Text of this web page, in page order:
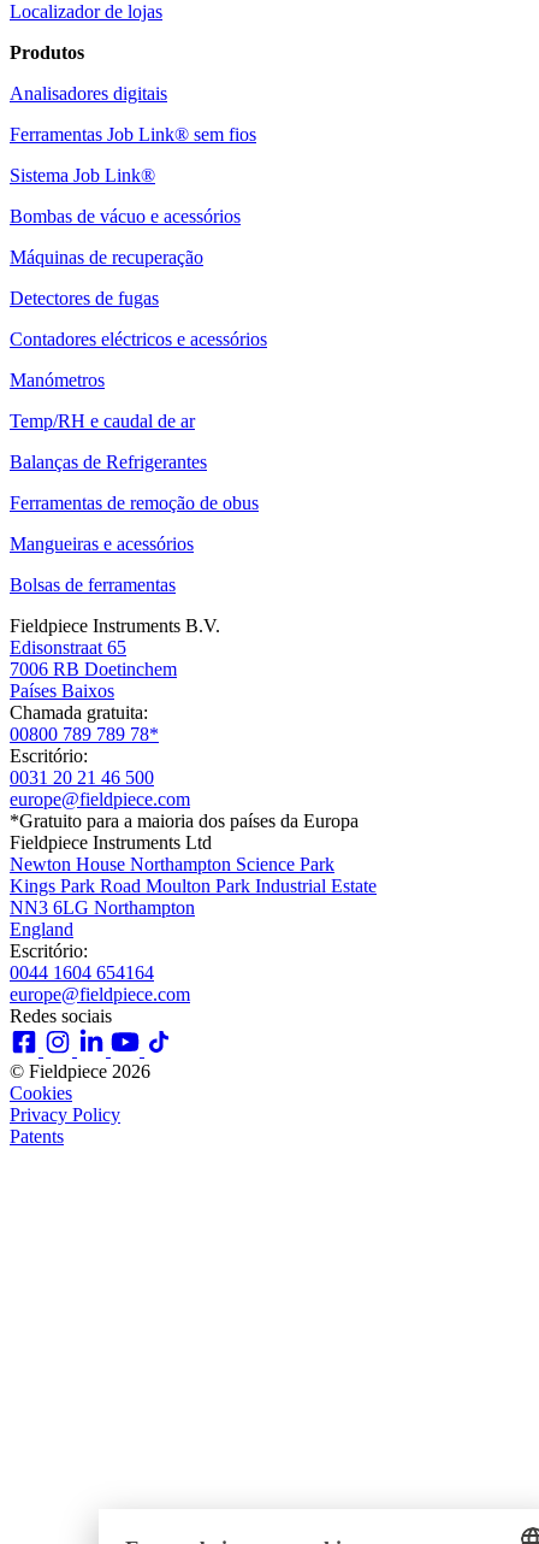
Localizador de lojas
Produtos
Analisadores digitais
Ferramentas Job Link® sem fios
Sistema Job Link®
Bombas de vácuo e acessórios
Máquinas de recuperação
Detectores de fugas
Contadores eléctricos e acessórios
Manómetros
Temp/RH e caudal de ar
Balanças de Refrigerantes
Ferramentas de remoção de obus
Mangueiras e acessórios
Bolsas de ferramentas
Fieldpiece Instruments B.V.
Edisonstraat 65
7006 RB Doetinchem
Países Baixos
Chamada gratuita:
00800 789 789 78*
Escritório:
0031 20 21 46 500
europe@fieldpiece.com
*Gratuito para a maioria dos países da Europa
Fieldpiece Instruments Ltd
Newton House Northampton Science Park
Kings Park Road Moulton Park Industrial Estate
NN3 6LG Northampton
England
Escritório:
0044 1604 654164
europe@fieldpiece.com
Redes sociais
© Fieldpiece 2026
Cookies
Privacy Policy
Patents